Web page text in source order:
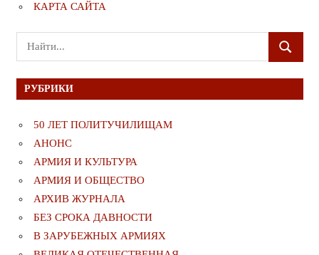
КАРТА САЙТА
Поиск
для:
ПОИСК
РУБРИКИ
50 ЛЕТ ПОЛИТУЧИЛИЩАМ
АНОНС
АРМИЯ И КУЛЬТУРА
АРМИЯ И ОБЩЕСТВО
АРХИВ ЖУРНАЛА
БЕЗ СРОКА ДАВНОСТИ
В ЗАРУБЕЖНЫХ АРМИЯХ